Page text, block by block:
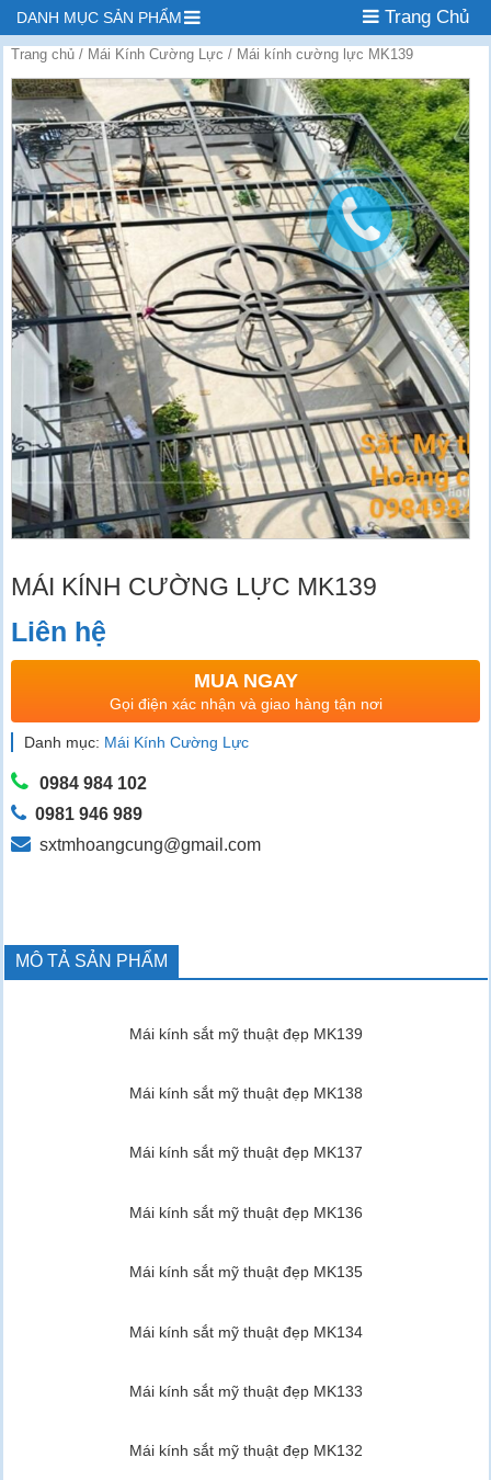
DANH MỤC SẢN PHẨM Trang Chủ
Trang chủ / Mái Kính Cường Lực / Mái kính cường lực MK139
MÁI KÍNH CƯỜNG LỰC MK139
Liên hệ
MUA NGAY
Gọi điện xác nhận và giao hàng tận nơi
Danh mục: Mái Kính Cường Lực
0984 984 102
0981 946 989
sxtmhoangcung@gmail.com
MÔ TẢ SẢN PHẨM
Mái kính sắt mỹ thuật đẹp MK139
Mái kính sắt mỹ thuật đẹp MK138
Mái kính sắt mỹ thuật đẹp MK137
Mái kính sắt mỹ thuật đẹp MK136
Mái kính sắt mỹ thuật đẹp MK135
Mái kính sắt mỹ thuật đẹp MK134
Mái kính sắt mỹ thuật đẹp MK133
Mái kính sắt mỹ thuật đẹp MK132